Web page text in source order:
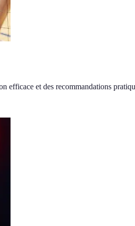
efficace et des recommandations